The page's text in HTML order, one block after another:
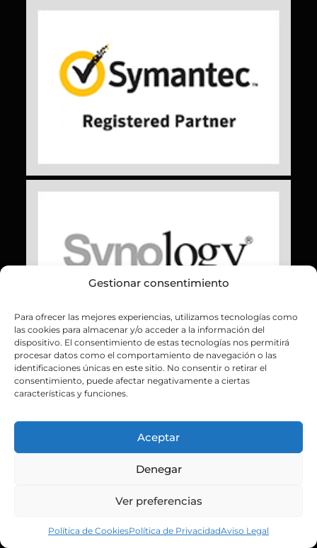
Gestionar consentimiento
Para ofrecer las mejores experiencias, utilizamos tecnologías como
las cookies para almacenar y/o acceder a la información del
dispositivo. El consentimiento de estas tecnologías nos permitirá
procesar datos como el comportamiento de navegación o las
identificaciones únicas en este sitio. No consentir o retirar el
consentimiento, puede afectar negativamente a ciertas
características y funciones.
Aceptar
Denegar
Ver preferencias
Política de CookiesPolítica de PrivacidadAviso Legal